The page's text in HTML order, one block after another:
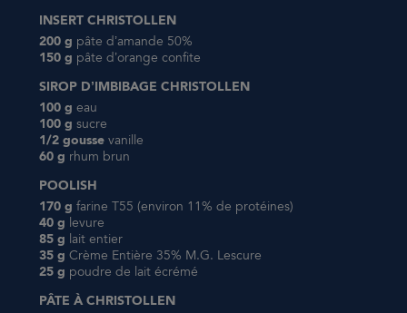
INSERT CHRISTOLLEN
200 g pâte d’amande 50%
150 g pâte d’orange confite
SIROP D’IMBIBAGE CHRISTOLLEN
100 g eau
100 g sucre
1/2 goussevanille
60 g rhum brun
POOLISH
170 g farine T55 (environ 11% de protéines)
40 g levure
85 g lait entier
35 g Crème Entière 35% M.G. Lescure
25 g poudre de lait écrémé
PÂTE À CHRISTOLLEN